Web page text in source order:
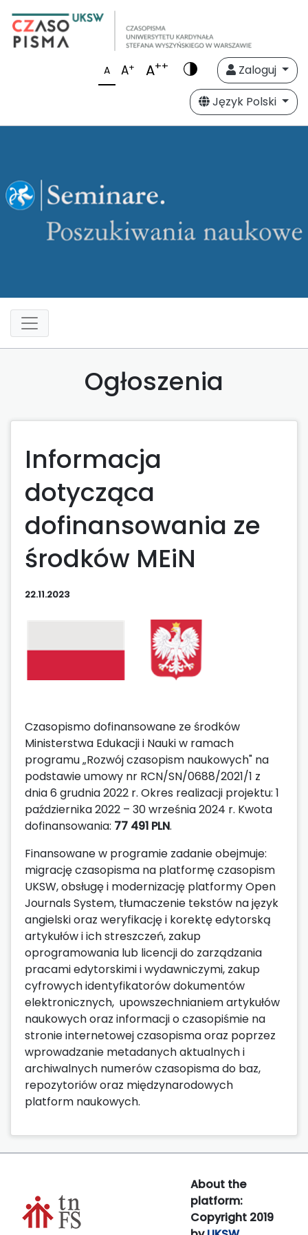
A A+ A++
Zaloguj
Język Polski
Ogłoszenia
Informacja
dotycząca
dofinansowania ze
środków MEiN
22.11.2023
Czasopismo dofinansowane ze środków
Ministerstwa Edukacji i Nauki w ramach
programu „Rozwój czasopism naukowych" na
podstawie umowy nr RCN/SN/0688/2021/1 z
dnia 6 grudnia 2022 r. Okres realizacji projektu: 1
października 2022 – 30 września 2024 r. Kwota
dofinansowania: 77 491 PLN.
Finansowane w programie zadanie obejmuje:
migrację czasopisma na platformę czasopism
UKSW, obsługę i modernizację platformy Open
Journals System, tłumaczenie tekstów na język
angielski oraz weryfikację i korektę edytorską
artykułów i ich streszczeń, zakup
oprogramowania lub licencji do zarządzania
pracami edytorskimi i wydawniczymi, zakup
cyfrowych identyfikatorów dokumentów
elektronicznych, upowszechnianiem artykułów
naukowych oraz informacji o czasopiśmie na
stronie internetowej czasopisma oraz poprzez
wprowadzanie metadanych aktualnych i
archiwalnych numerów czasopisma do baz,
repozytoriów oraz międzynarodowych
platform naukowych.
About the
platform:
Copyright 2019